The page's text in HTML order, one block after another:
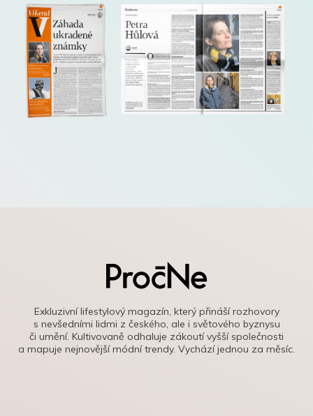
Exkluzivní lifestylový magazín, který přináší rozhovory
s nevšedními lidmi z českého, ale i světového byznysu
či umění. Kultivovaně odhaluje zákoutí vyšší společnosti
a mapuje nejnovější módní trendy. Vychází jednou za měsíc.